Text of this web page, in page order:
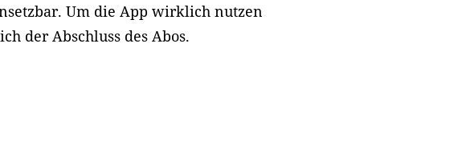
Um die App wirklich nutzen
der Abschluss des Abos.